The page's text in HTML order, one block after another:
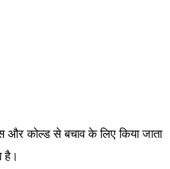
और कोल्ड से बचाव के लिए किया जाता
है।